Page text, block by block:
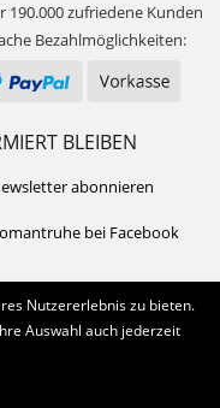
190.000 zufriedene Kunden
Bezahlmöglichkeiten:
BLEIBEN
abonnieren
bei Facebook
Nutzererlebnis zu bieten.
Auswahl auch jederzeit